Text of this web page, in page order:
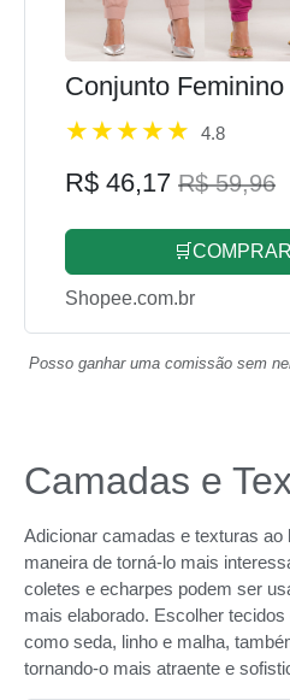
Conjunto
4.8
R$ 46,17 R$ 59,96
Shopee.com.br
Posso ganhar uma comissão sem
Camadas e
Adicionar camadas e texturas ao
maneira de torná-lo mais
coletes e echarpes podem ser
mais elaborado. Escolher
como seda, linho e malha,
tornando-o mais atraente e